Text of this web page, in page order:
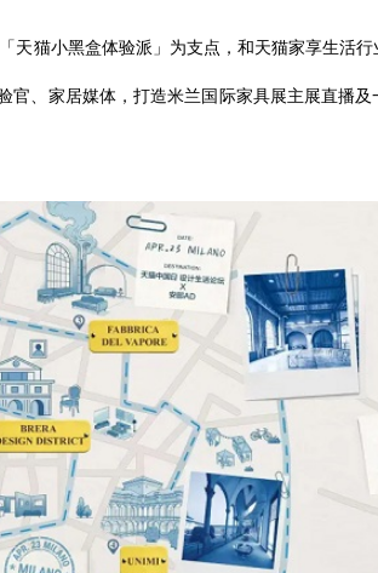
天猫小黑盒体验派」为支点，和天猫家享生活
官、家居媒体，打造米兰国际家具展主展直播